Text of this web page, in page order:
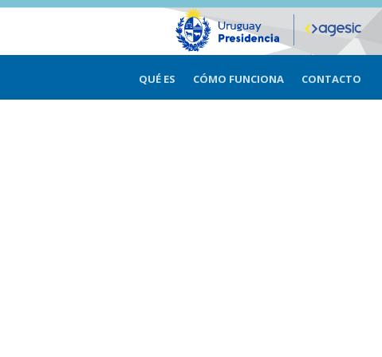
QUÉ ES CÓMO FUNCIONA CONTACTO